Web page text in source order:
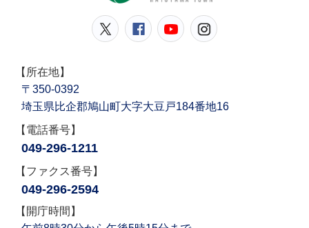
鳩山町公式Twitter
鳩山町公式Facebook
鳩山町公式
【所在地】
〒350-0392
埼玉県比企郡鳩山町大字大豆戸184番地16
【電話番号】
049-296-1211
【ファクス番号】
049-296-2594
【開庁時間】